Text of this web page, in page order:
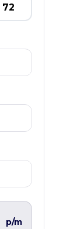
72
p/m